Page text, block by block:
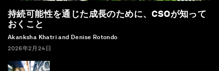
持続可能性を通じた成長のために、CSOが知って
おくこと
Akanksha Khatri and Denise Rotondo
2026年2月24日